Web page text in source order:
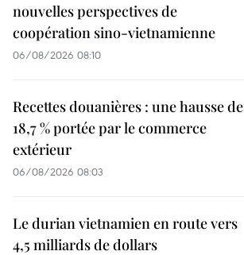
nouvelles perspectives de
coopération sino-vietnamienne
06/08/2026 08:10
Recettes douanières : une hausse de
18,7 % portée par le commerce
extérieur
06/08/2026 08:03
Le durian vietnamien en route vers
4,5 milliards de dollars